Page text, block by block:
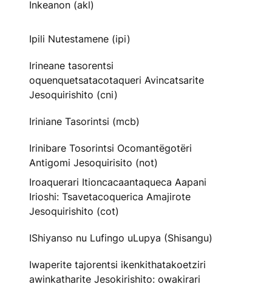
Inkeanon (akl)
Ipili Nutestamene (ipi)
Irineane tasorentsi
oquenquetsatacotaqueri Avincatsarite
Jesoquirishito (cni)
Iriniane Tasorintsi (mcb)
Irinibare Tosorintsi Ocomantëgotëri
Antigomi Jesoquirisito (not)
Iroaquerari Itioncacaantaqueca Aapani
Irioshi: Tsavetacoquerica Amajirote
Jesoquirishito (cot)
IShiyanso nu Lufingo uLupya (Shisangu)
Iwaperite tajorentsi ikenkithatakoetziri
awinkatharite Jesokirishito: owakirari